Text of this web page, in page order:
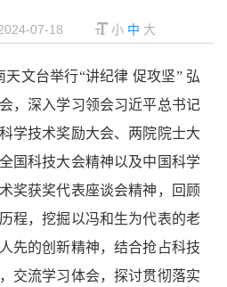
07-18 小 中 大
天文台举行“讲纪律 促攻坚” 弘
，深入学习领会习近平总书记
学技术奖励大会、两院院士大
国科技大会精神以及中国科学
奖获奖代表座谈会精神，回顾
程，挖掘以冯和生为代表的老
先的创新精神，结合抢占科技
交流学习体会，探讨贯彻落实